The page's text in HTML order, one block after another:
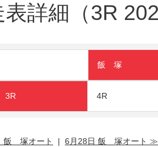
詳細（3R
飯 塚
3R 4R
飯 塚オート | 6月28日 飯 塚オート ≫